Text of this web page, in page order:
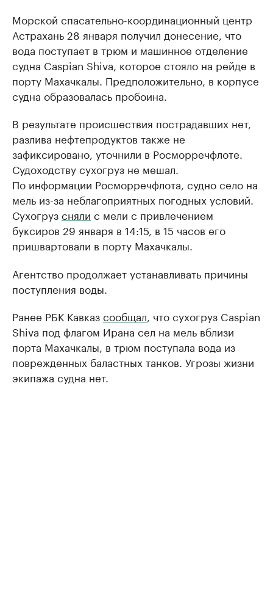
Морской спасательно-координационный центр
Астрахань 28 января получил донесение, что
вода поступает в трюм и машинное отделение
судна Caspian Shiva, которое стояло на рейде в
порту Махачкалы. Предположительно, в корпусе
судна образовалась пробоина.
В результате происшествия пострадавших нет,
разлива нефтепродуктов также не
зафиксировано, уточнили в Росморречфлоте.
Судоходству сухогруз не мешал.
По информации Росморречфлота, судно село на
мель из-за неблагоприятных погодных условий.
Сухогрузсняли с мели с привлечением
буксиров 29 января в 14:15, в 15 часов его
пришвартовали в порту Махачкалы.
Агентство продолжает устанавливать причины
поступления воды.
Ранее РБК Кавказсообщал , что сухогруз Caspian
Shiva под флагом Ирана сел на мель вблизи
порта Махачкалы, в трюм поступала вода из
поврежденных баластных танков. Угрозы жизни
экипажа судна нет.